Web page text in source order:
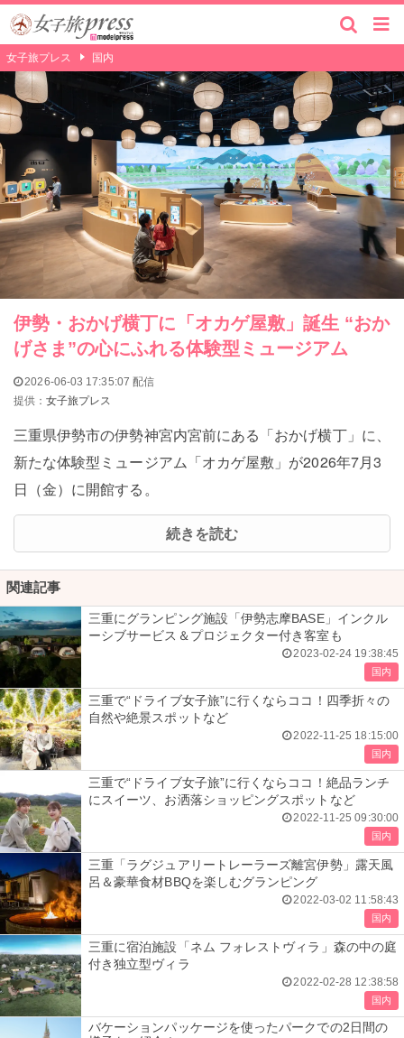
女子旅プレス 国内
伊勢・おかげ横丁に「オカゲ屋敷」誕生 “おか
げさま”の心にふれる体験型ミュージアム
2026-06-03 17:35:07 配信
提供：女子旅プレス
三重県伊勢市の伊勢神宮内宮前にある「おかげ横丁」に、
新たな体験型ミュージアム「オカゲ屋敷」が2026年7月3
日（金）に開館する。
続きを読む
関連記事
三重にグランピング施設「伊勢志摩BASE」インクル
ーシブサービス＆プロジェクター付き客室も
2023-02-24 19:38:45
国内
三重で“ドライブ女子旅”に行くならココ！四季折々の
自然や絶景スポットなど
2022-11-25 18:15:00
国内
三重で“ドライブ女子旅”に行くならココ！絶品ランチ
にスイーツ、お洒落ショッピングスポットなど
2022-11-25 09:30:00
国内
三重「ラグジュアリートレーラーズ離宮伊勢」露天風
呂＆豪華食材BBQを楽しむグランピング
2022-03-02 11:58:43
国内
三重に宿泊施設「ネム フォレストヴィラ」森の中の庭
付き独立型ヴィラ
2022-02-28 12:38:58
国内
バケーションパッケージを使ったパークでの2日間の